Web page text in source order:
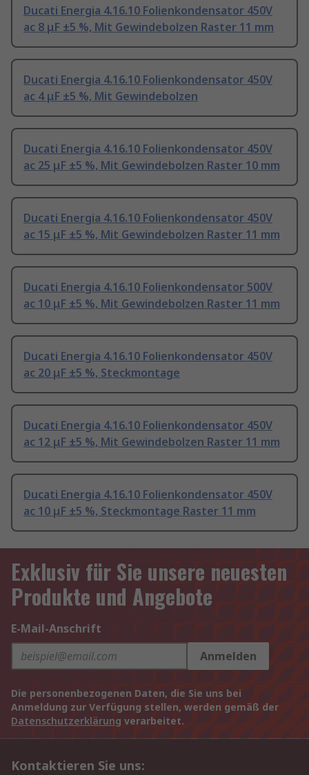
Ducati Energia 4.16.10 Folienkondensator 450V
ac 8 μF ±5 %, Mit Gewindebolzen Raster 11 mm
Ducati Energia 4.16.10 Folienkondensator 450V
ac 4 μF ±5 %, Mit Gewindebolzen
Ducati Energia 4.16.10 Folienkondensator 450V
ac 25 μF ±5 %, Mit Gewindebolzen Raster 10 mm
Ducati Energia 4.16.10 Folienkondensator 450V
ac 15 μF ±5 %, Mit Gewindebolzen Raster 11 mm
Ducati Energia 4.16.10 Folienkondensator 500V
ac 10 μF ±5 %, Mit Gewindebolzen Raster 11 mm
Ducati Energia 4.16.10 Folienkondensator 450V
ac 20 μF ±5 %, Steckmontage
Ducati Energia 4.16.10 Folienkondensator 450V
ac 12 μF ±5 %, Mit Gewindebolzen Raster 11 mm
Ducati Energia 4.16.10 Folienkondensator 450V
ac 10 μF ±5 %, Steckmontage Raster 11 mm
Exklusiv für Sie unsere neuesten
Produkte und Angebote
E-Mail-Anschrift
Anmelden
Die personenbezogenen Daten, die Sie uns bei
Anmeldung zur Verfügung stellen, werden gemäß der
Datenschutzerklärung verarbeitet.
Kontaktieren Sie uns: